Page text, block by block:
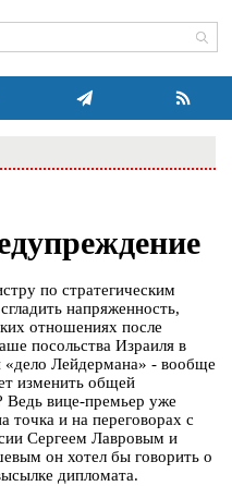
по стратегическим
напряженность,
отношениях после
посольства Израиля в
Лейдермана» - вообще
изменить общей
Ведь вице-премьер уже
точка и на переговорах с
Сергеем Лавровым и
он хотел бы говорить о
дипломата.